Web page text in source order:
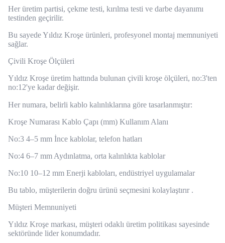
Her üretim partisi, çekme testi, kırılma testi ve darbe dayanımı
testinden geçirilir.
Bu sayede Yıldız Kroşe ürünleri, profesyonel montaj memnuniyeti
sağlar.
Çivili Kroşe Ölçüleri
Yıldız Kroşe üretim hattında bulunan çivili kroşe ölçüleri, no:3'ten
no:12'ye kadar değişir.
Her numara, belirli kablo kalınlıklarına göre tasarlanmıştır:
Kroşe Numarası Kablo Çapı (mm) Kullanım Alanı
No:3 4–5 mm İnce kablolar, telefon hatları
No:4 6–7 mm Aydınlatma, orta kalınlıkta kablolar
No:10 10–12 mm Enerji kabloları, endüstriyel uygulamalar
Bu tablo, müşterilerin doğru ürünü seçmesini kolaylaştırır .
Müşteri Memnuniyeti
Yıldız Kroşe markası, müşteri odaklı üretim politikası sayesinde
sektöründe lider konumdadır.